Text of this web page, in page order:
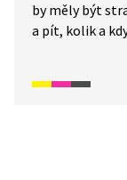
by měly být
a pít, kolik a